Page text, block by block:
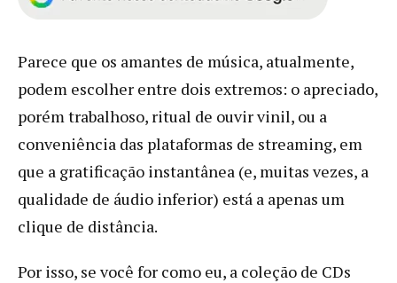
Parece que os amantes de música, atualmente,
podem escolher entre dois extremos: o apreciado,
porém trabalhoso, ritual de ouvir vinil, ou a
conveniência das plataformas de streaming, em
que a gratificação instantânea (e, muitas vezes, a
qualidade de áudio inferior) está a apenas um
clique de distância.
Por isso, se você for como eu, a coleção de CDs